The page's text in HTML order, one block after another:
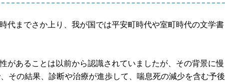
代までさか上り、我が国では平安町時代や室町時代の文学書
があることは以前から認識されていましたが、その背景に慢
その結果、診断や治療が進歩して、喘息死の減少を含む予後